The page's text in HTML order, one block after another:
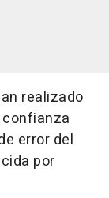
realizado
error del
por